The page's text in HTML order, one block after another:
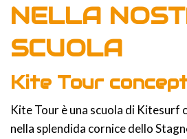
NELLA
SCUOLA
Kite Tour
Kite Tour è una scuola di Kitesurf
nella splendida cornice dello